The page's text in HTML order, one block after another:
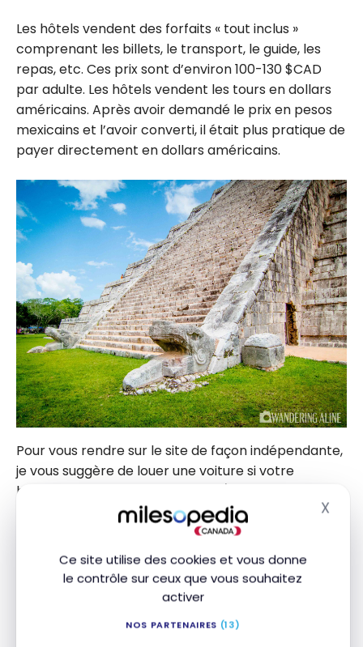
Ce site utilise des cookies et vous donne
le contrôle sur ceux que vous souhaitez
activer
NOS PARTENAIRES (13)
X
Les hôtels vendent des forfaits « tout inclus »
comprenant les billets, le transport, le guide, les
repas, etc. Ces prix sont d’environ 100-130 $CAD
par adulte. Les hôtels vendent les tours en dollars
américains. Après avoir demandé le prix en pesos
mexicains et l’avoir converti, il était plus pratique de
payer directement en dollars américains.
Pour vous rendre sur le site de façon indépendante,
je vous suggère de louer une voiture si votre
hébergement se situe à Cancún/Riviera Maya.
Il y a aussi des autobus publics (ADO et Oriente) qui
vont directement à Cancún, mais il faut compter
environ 4 heures par trajet. Il peut être difficile de
faire l’aller-retour en une journée, mais c’est tout à